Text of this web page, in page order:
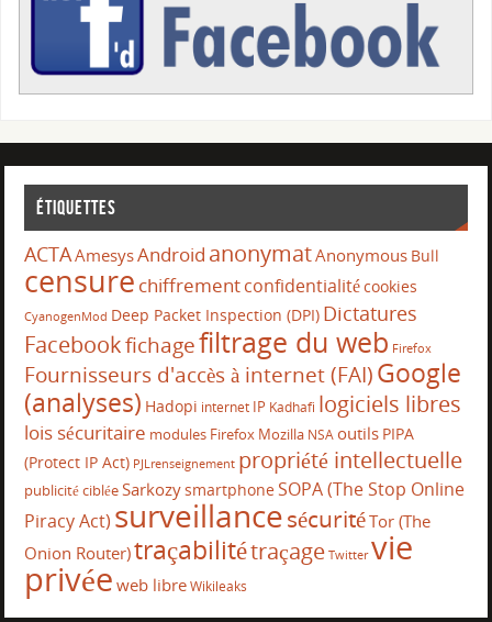
Étiquettes
ACTAAmesysAndroid anonymatAnonymous Bull
censure chiffrementconfidentialitécookies
CyanogenMod Deep Packet Inspection (DPI) Dictatures
Facebookfichagefiltrage du web Firefox
Fournisseurs d'accès à internet (FAI)Google
(analyses) Hadopi internet IP Kadhafi logiciels libres
lois sécuritaire modules Firefox Mozilla NSA outils PIPA
(Protect IP Act) PJLrenseignement propriété intellectuelle
publicité cibléeSarkozysmartphoneSOPA (The Stop Online
Piracy Act) surveillancesécuritéTor (The
Onion Router)traçabilitétraçage Twitter vie
privée web libreWikileaks